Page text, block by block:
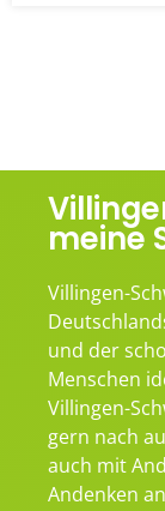
meine
Villingen-
und der
Menschen
Villingen-
gern nach
auch mit
Andenken